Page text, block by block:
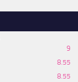
9
8.55
8.55